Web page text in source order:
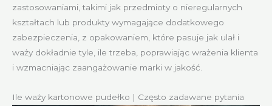
zastosowaniami, takimi jak przedmioty o nieregularnych
kształtach lub produkty wymagające dodatkowego
zabezpieczenia, z opakowaniem, które pasuje jak ulał i
waży dokładnie tyle, ile trzeba, poprawiając wrażenia klienta
i wzmacniając zaangażowanie marki w jakość.
Ile waży kartonowe pudełko | Często zadawane pytania